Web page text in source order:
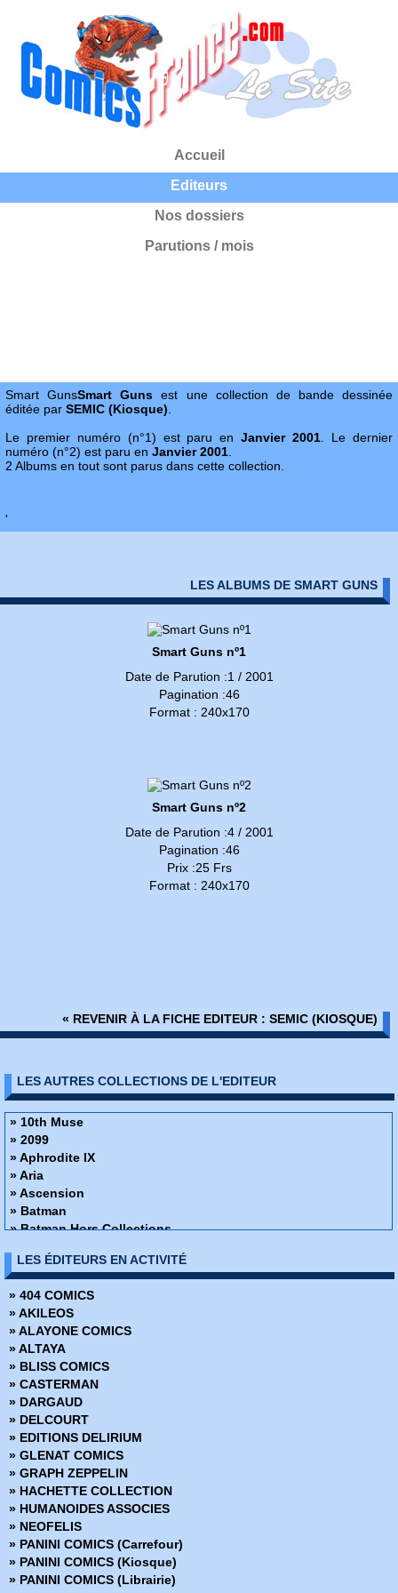
Accueil
Editeurs
Nos dossiers
Parutions / mois
Smart GunsSmart Guns est une collection de bande dessinée
éditée par SEMIC (Kiosque)
Le premier numéro (n°1) est paru enJanvier 2001 . Le dernier
numéro (n°2) est paru en Janvier 2001
2 Albums en tout sont parus dans cette collection.
'
LES ALBUMS DE SMART GUNS
Smart Guns nº1
Date de Parution :1 / 2001
Pagination :46
Format : 240x170
Smart Guns nº2
Date de Parution :4 / 2001
Pagination :46
Prix :25 Frs
Format : 240x170
« REVENIR À LA FICHE EDITEUR : SEMIC (KIOSQUE)
LES AUTRES COLLECTIONS DE L'EDITEUR
» 10th Muse
» 2099
» Aphrodite IX
» Aria
» Ascension
» Batman
» Batman Hors Collections
» Batman Hors Série 2
» Batman Legend
» Batman Magazine
» Battle Chasers
» Battlegods
» Birds of Prey
» Buffy contre les vampires
» Buffy Spécial
» Cable
» Collection Image
» Conan Le Barbare
» CosmoCats
» Crimson
» Croisade Cosmique
» Crossgen Chronicles
» Crossgen Extra
» Crossgen Spécial
» Crossgen Universe
» Cyber Force
LES ÉDITEURS EN ACTIVITÉ
» 404 COMICS
» AKILEOS
» ALAYONE COMICS
» ALTAYA
» BLISS COMICS
» CASTERMAN
» DARGAUD
» DELCOURT
» EDITIONS DELIRIUM
» GLENAT COMICS
» GRAPH ZEPPELIN
» HACHETTE COLLECTION
» HUMANOIDES ASSOCIES
» NEOFELIS
» PANINI COMICS (Carrefour)
» PANINI COMICS (Kiosque)
» PANINI COMICS (Librairie)